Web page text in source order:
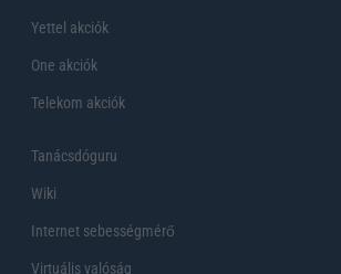
Yettel akciók
One akciók
Telekom akciók
Tanácsdóguru
Wiki
Internet sebességmérő
Virtuális valóság